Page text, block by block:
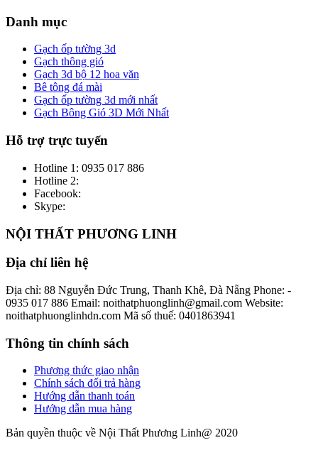
Danh mục
Gạch ốp tường 3d
Gạch thông gió
Gạch 3d bộ 12 hoa văn
Bê tông đá mài
Gạch ốp tường 3d mới nhất
Gạch Bông Gió 3D Mới Nhất
Hỗ trợ trực tuyến
Hotline 1: 0935 017 886
Hotline 2:
Facebook:
Skype:
NỘI THẤT PHƯƠNG LINH
Địa chỉ liên hệ
Địa chỉ: 88 Nguyễn Đức Trung, Thanh Khê, Đà Nẵng Phone: -
0935 017 886 Email: noithatphuonglinh@gmail.com Website:
noithatphuonglinhdn.com Mã số thuế: 0401863941
Thông tin chính sách
Phương thức giao nhận
Chính sách đổi trả hàng
Hướng dẫn thanh toán
Hướng dẫn mua hàng
Bản quyền thuộc về Nội Thất Phương Linh@ 2020